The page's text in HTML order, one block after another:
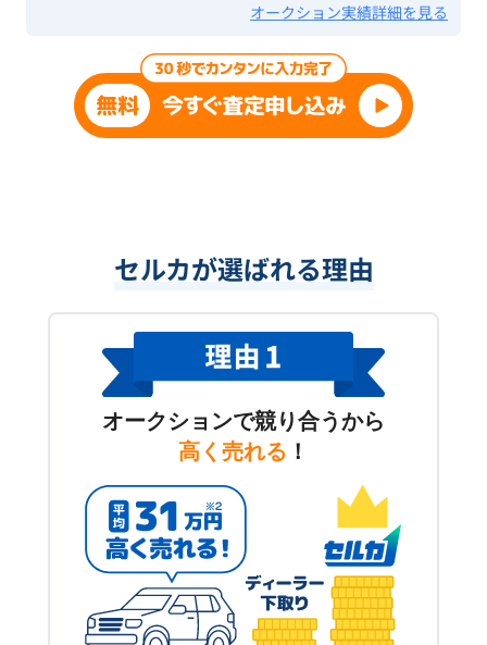
オークション実績詳細を見る
セルカが選ばれる理由
オークションで競り合うから
高く売れる ！